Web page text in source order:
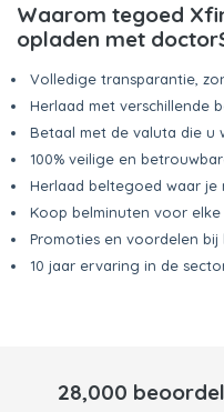
Waarom tegoed
opladen met
Volledige transparantie,
Herlaad met verschillende
Betaal met de valuta die u
100% veilige en
Herlaad beltegoed waar je
Koop belminuten voor elke
Promoties en voordelen bij
10 jaar ervaring in de
28,000